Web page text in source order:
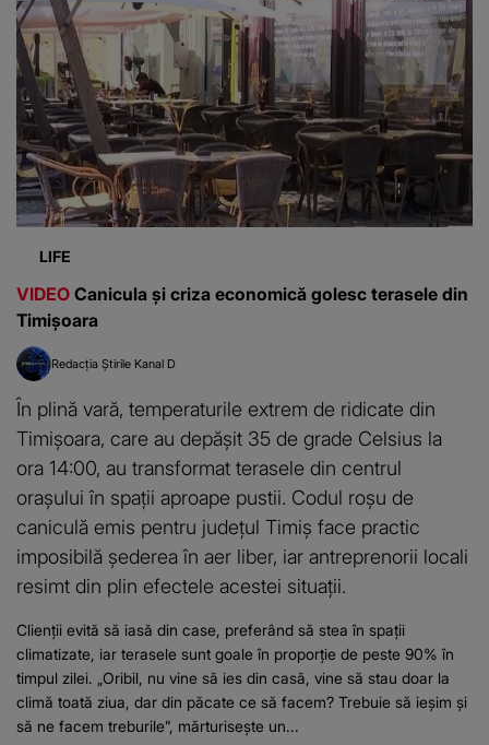
LIFE
VIDEO Canicula și criza economică golesc terasele din
Timișoara
Redacția Știrile Kanal D
În plină vară, temperaturile extrem de ridicate din
Timișoara, care au depășit 35 de grade Celsius la
ora 14:00, au transformat terasele din centrul
orașului în spații aproape pustii. Codul roșu de
caniculă emis pentru județul Timiș face practic
imposibilă șederea în aer liber, iar antreprenorii locali
resimt din plin efectele acestei situații.
Clienții evită să iasă din case, preferând să stea în spații
climatizate, iar terasele sunt goale în proporție de peste 90% în
timpul zilei. „Oribil, nu vine să ies din casă, vine să stau doar la
climă toată ziua, dar din păcate ce să facem? Trebuie să ieșim și
să ne facem treburile”, mărturisește un...